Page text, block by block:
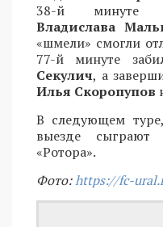
38-й минуте
Владислава
«шмели» смогли
77-й минуте
Секулич, а
Илья Скоропупов
В следующем
выезде сыграют
«Ротора».
Фото:https://fc-